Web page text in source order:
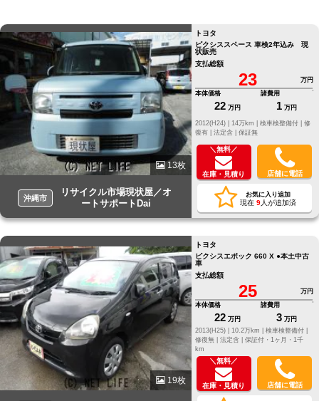
13枚
沖縄市
リサイクル市場現状屋／オ
ートサポートDai
トヨタ
ピクシススペース 車検2年込み 現
状販売
支払総額
23
万円
本体価格
22 万円
諸費用
1 万円
修
復有 | 法定含 | 保証無
＼無料／
在庫・見積り 店舗に電話
お気に入り追加
現在 9人が追加済
19枚
トヨタ
ピクシスエポック 660 X ●本土中古
車
支払総額
25
万円
本体価格
22 万円
諸費用
3 万円
2013(H25) |
10.2万km |
検車検整備付 |
修復無 | 法定含 | 保証付・1ヶ月・1千
km
＼無料／
在庫・見積り 店舗に電話